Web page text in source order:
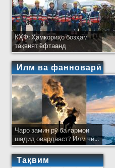
КҲФ: Ҳамкориҳо бозҳам
тақвият ёфтаанд
Илм ва фанноварӣ
Чаро замин рӯ ба гармои
шадид овардааст? Илм чӣ...
Тақвим